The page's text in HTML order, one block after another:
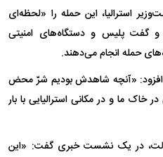
استرالیا، این حمله را «لحظه‌ای
گفت پلیس و دستگاه‌های امنیتی
حمله انجام می‌دهند.
افزود: «آنچه شاهدش بودیم شرّ محض
خاک ما و در مکانی استرالیایی با بار
در یک نشست خبری گفت: «این